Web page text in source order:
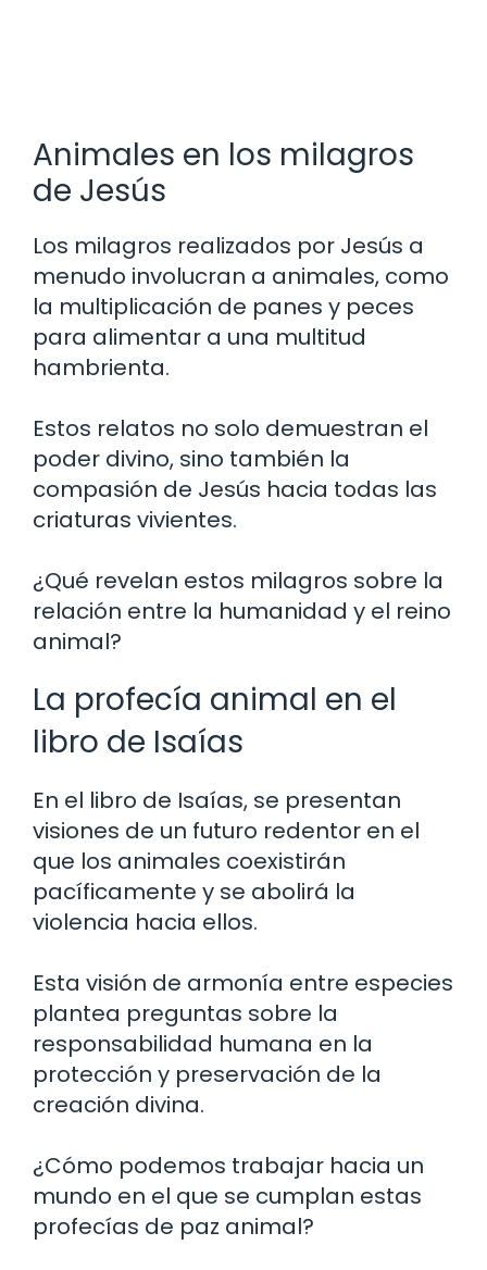
Animales en los milagros
de Jesús
Los milagros realizados por Jesús a
menudo involucran a animales, como
la multiplicación de panes y peces
para alimentar a una multitud
hambrienta.
Estos relatos no solo demuestran el
poder divino, sino también la
compasión de Jesús hacia todas las
criaturas vivientes.
¿Qué revelan estos milagros sobre la
relación entre la humanidad y el reino
animal?
La profecía animal en el
libro de Isaías
En el libro de Isaías, se presentan
visiones de un futuro redentor en el
que los animales coexistirán
pacíficamente y se abolirá la
violencia hacia ellos.
Esta visión de armonía entre especies
plantea preguntas sobre la
responsabilidad humana en la
protección y preservación de la
creación divina.
¿Cómo podemos trabajar hacia un
mundo en el que se cumplan estas
profecías de paz animal?